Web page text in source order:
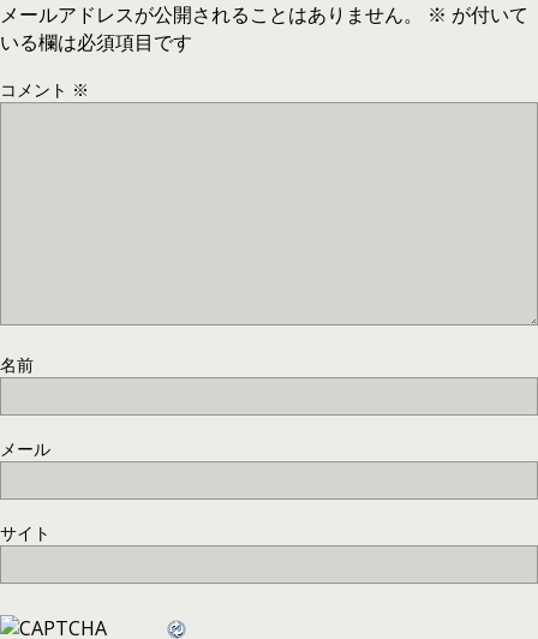
メールアドレスが公開されることはありません。 ※ が付いて
いる欄は必須項目です
コメント ※
名前
メール
サイト